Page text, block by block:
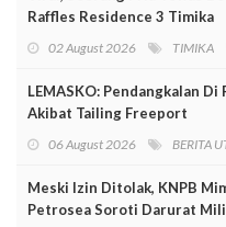
Raffles Residence 3 Timika
02 August 2026 TIMIKA
LEMASKO: Pendangkalan
Akibat Tailing Freeport
06 August 2026 BERITA
Meski Izin Ditolak, KNPB
Petrosea Soroti Darurat